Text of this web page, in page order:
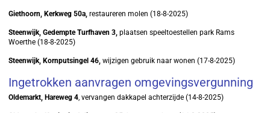
Giethoorn, Kerkweg 50a,restaureren molen (18-8-2025)
Steenwijk, Gedempte Turfhaven 3, plaatsen speeltoestellen park Rams
Woerthe (18-8-2025)
Steenwijk, Kornputsingel 46, wijzigen gebruik naar wonen (17-8-2025)
Ingetrokken aanvragen omgevingsvergunning
Oldemarkt, Hareweg 4, vervangen dakkapel achterzijde (14-8-2025)